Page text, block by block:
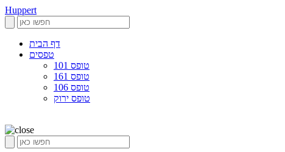
Huppert
דף הבית
טפסים
טופס 101
טופס 161
טופס 106
טופס ירוק